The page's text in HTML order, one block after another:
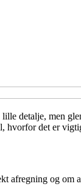
detalje, men
hvorfor det er
afregning og om